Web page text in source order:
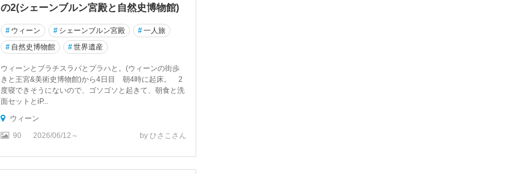
の2(シェーンブルン宮殿と自然史博物館)
# ウィーン # シェーンブルン宮殿 #一人旅
# 自然史博物館 #世界遺産
ウィーンとブラチスラバとプラハと。(ウィーンの街歩
きと王宮&美術史博物館)から4日目 朝4時に起床。 2
度寝できそうにないので、ゴソゴソと起きて、朝食と洗
面セットとiP...
ウィーン
90
2026/06/12～ by ひさこさん